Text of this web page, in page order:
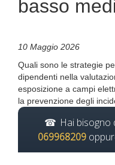
basso
10 Maggio 2026
Quali sono le strategie
dipendenti nella
esposizione a campi
la prevenzione degli
Hai bisogno
069968209